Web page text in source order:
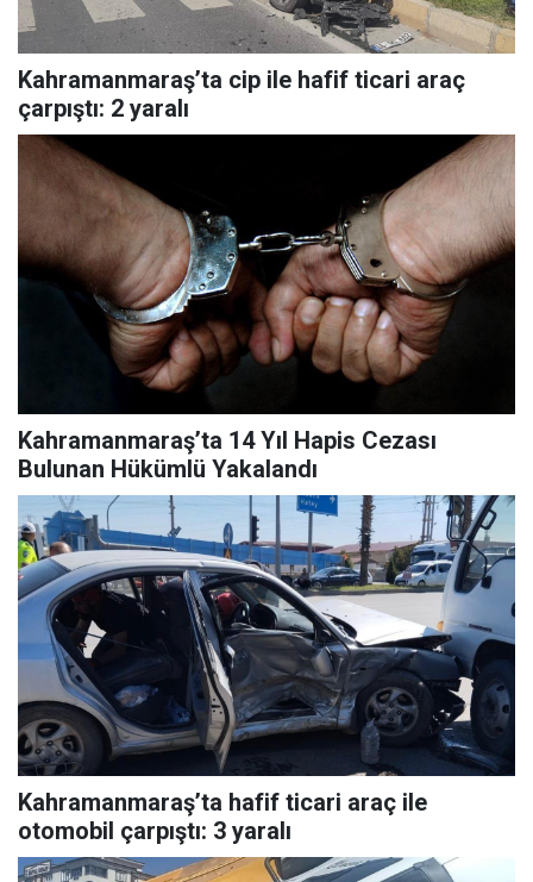
Kahramanmaraş’ta cip ile hafif ticari araç
çarpıştı: 2 yaralı
Kahramanmaraş’ta 14 Yıl Hapis Cezası
Bulunan Hükümlü Yakalandı
Kahramanmaraş’ta hafif ticari araç ile
otomobil çarpıştı: 3 yaralı